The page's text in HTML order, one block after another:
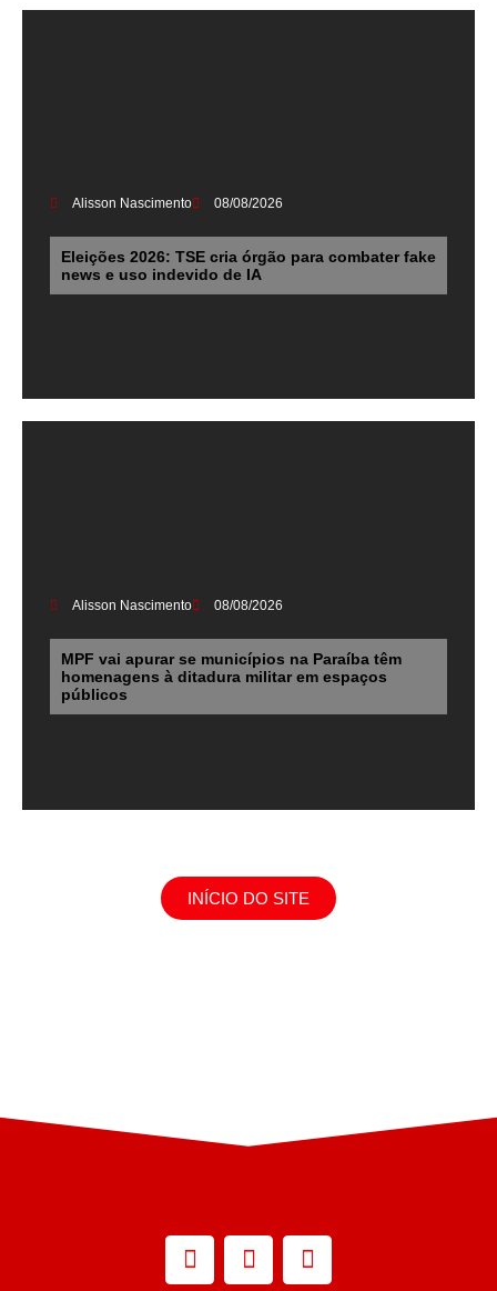
Alisson Nascimento 08/08/2026
Eleições 2026: TSE cria órgão para combater fake
news e uso indevido de IA
Alisson Nascimento 08/08/2026
MPF vai apurar se municípios na Paraíba têm
homenagens à ditadura militar em espaços
públicos
INÍCIO DO SITE